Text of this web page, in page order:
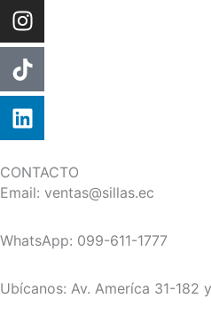
CONTACTO
Email: ventas@sillas.ec
WhatsApp: 099-611-1777
Ubícanos: Av. Ameríca 31-182